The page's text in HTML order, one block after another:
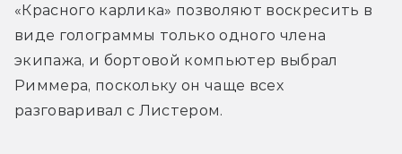
«Красного карлика» позволяют воскресить в
виде голограммы только одного члена
экипажа, и бортовой компьютер выбрал
Риммера, поскольку он чаще всех
разговаривал с Листером.